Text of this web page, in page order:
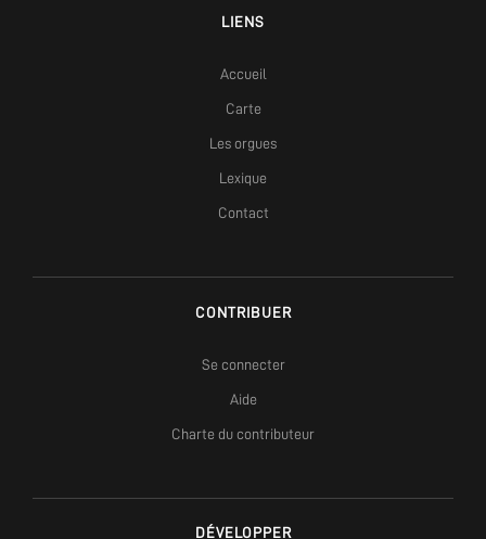
LIENS
Accueil
Carte
Les orgues
Lexique
Contact
CONTRIBUER
Se connecter
Aide
Charte du contributeur
DÉVELOPPER